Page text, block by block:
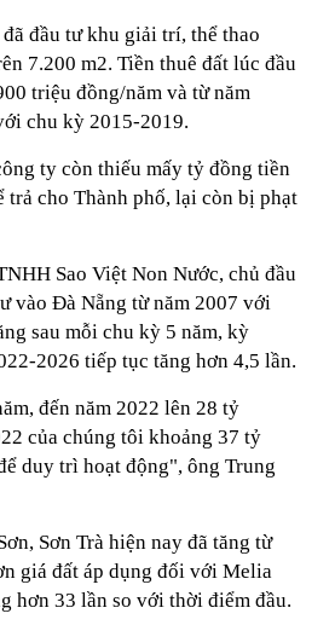
đầu tư khu giải trí, thể thao
7.200 m2. Tiền thuê đất lúc đầu
triệu đồng/năm và từ năm
chu kỳ 2015-2019.
ty còn thiếu mấy tỷ đồng tiền
cho Thành phố, lại còn bị phạt
Sao Việt Non Nước, chủ đầu
vào Đà Nẵng từ năm 2007 với
sau mỗi chu kỳ 5 năm, kỳ
2026 tiếp tục tăng hơn 4,5 lần.
đến năm 2022 lên 28 tỷ
của chúng tôi khoảng 37 tỷ
duy trì hoạt động", ông Trung
Sơn Trà hiện nay đã tăng từ
giá đất áp dụng đối với Melia
hơn 33 lần so với thời điểm đầu.